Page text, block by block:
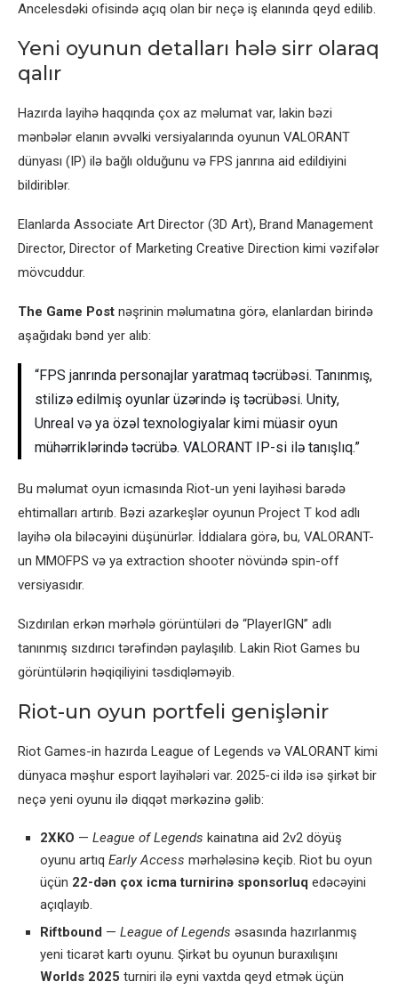
Ancelesdəki ofisində açıq olan bir neçə iş elanında qeyd edilib.
Yeni oyunun detalları hələ sirr olaraq
qalır
Hazırda layihə haqqında çox az məlumat var, lakin bəzi
mənbələr elanın əvvəlki versiyalarında oyunun VALORANT
dünyası (IP) ilə bağlı olduğunu və FPS janrına aid edildiyini
bildiriblər.
Elanlarda Associate Art Director (3D Art), Brand Management
Director, Director of Marketing Creative Direction kimi vəzifələr
mövcuddur.
The Game Post nəşrinin məlumatına görə, elanlardan birində
aşağıdakı bənd yer alıb:
“FPS janrında personajlar yaratmaq təcrübəsi. Tanınmış,
stilizə edilmiş oyunlar üzərində iş təcrübəsi. Unity,
Unreal və ya özəl texnologiyalar kimi müasir oyun
mühərriklərində təcrübə. VALORANT IP-si ilə tanışlıq.”
Bu məlumat oyun icmasında Riot-un yeni layihəsi barədə
ehtimalları artırıb. Bəzi azarkeşlər oyunun Project T kod adlı
layihə ola biləcəyini düşünürlər. İddialara görə, bu, VALORANT-
un MMOFPS və ya extraction shooter növündə spin-off
versiyasıdır.
Sızdırılan erkən mərhələ görüntüləri də “PlayerIGN” adlı
tanınmış sızdırıcı tərəfindən paylaşılıb. Lakin Riot Games bu
görüntülərin həqiqiliyini təsdiqləməyib.
Riot-un oyun portfeli genişlənir
Riot Games-in hazırda League of Legends və VALORANT kimi
dünyaca məşhur esport layihələri var. 2025-ci ildə isə şirkət bir
neçə yeni oyunu ilə diqqət mərkəzinə gəlib:
2XKO — League of Legends kainatına aid 2v2 döyüş
oyunu artıq Early Access mərhələsinə keçib. Riot bu oyun
üçün 22-dən çox icma turnirinə sponsorluq edəcəyini
açıqlayıb.
Riftbound — League of Legends əsasında hazırlanmış
yeni ticarət kartı oyunu. Şirkət bu oyunun buraxılışını
Worlds 2025 turniri ilə eyni vaxtda qeyd etmək üçün